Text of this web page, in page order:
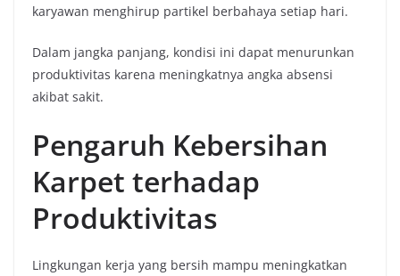
karyawan menghirup partikel berbahaya setiap hari.
Dalam jangka panjang, kondisi ini dapat menurunkan
produktivitas karena meningkatnya angka absensi
akibat sakit.
Pengaruh Kebersihan
Karpet terhadap
Produktivitas
Lingkungan kerja yang bersih mampu meningkatkan